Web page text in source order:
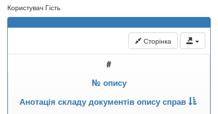
Користувач Гість
Сторінка
#
№ опису
Анотація складу документів опису справ